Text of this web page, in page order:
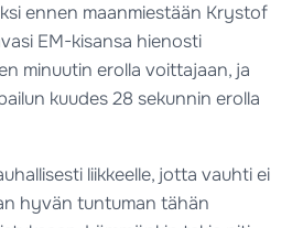
ennen maanmiestään Krystof
EM-kisansa hienosti
minuutin erolla voittajaan, ja
kuudes 28 sekunnin erolla
liikkeelle, jotta vauhti ei
hyvän tuntuman tähän